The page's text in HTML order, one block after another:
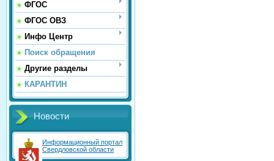
ФГОС
ФГОС ОВЗ
Инфо Центр
Поиск обращения
Другие разделы
КАРАНТИН
Новости
Информационный портал
Свердловской области